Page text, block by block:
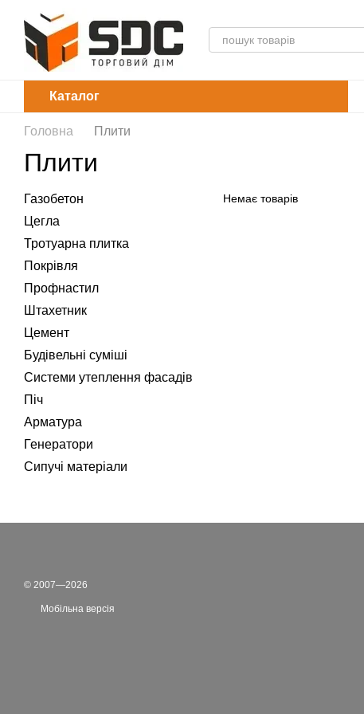
Перейти до основного контенту
Каталог
Головна
Плити
Плити
Немає товарів
Газобетон
Цегла
Тротуарна плитка
Покрівля
Профнастил
Штахетник
Цемент
Будівельні суміші
Системи утеплення фасадів
Піч
Арматура
Генератори
Сипучі матеріали
© 2007—2026
Мобільна версія